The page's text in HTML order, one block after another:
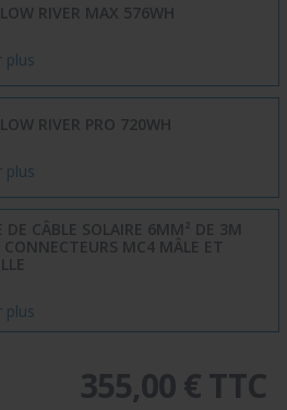
RIVER MAX 576WH
plus
RIVER PRO 720WH
plus
DE CÂBLE SOLAIRE 6MM² DE 3M
CONNECTEURS MC4 MÂLE ET
plus
355,00 € TTC